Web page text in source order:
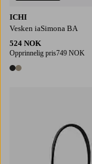
ICHI
Vesken iaSimona BA
524 NOK
Opprinnelig pris749 NOK
2 farger